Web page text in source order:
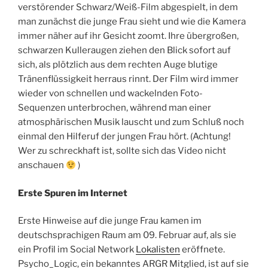
verstörender Schwarz/Weiß-Film abgespielt, in dem
man zunächst die junge Frau sieht und wie die Kamera
immer näher auf ihr Gesicht zoomt. Ihre übergroßen,
schwarzen Kulleraugen ziehen den Blick sofort auf
sich, als plötzlich aus dem rechten Auge blutige
Tränenflüssigkeit herraus rinnt. Der Film wird immer
wieder von schnellen und wackelnden Foto-
Sequenzen unterbrochen, während man einer
atmosphärischen Musik lauscht und zum Schluß noch
einmal den Hilferuf der jungen Frau hört. (Achtung!
Wer zu schreckhaft ist, sollte sich das Video nicht
anschauen
)
Erste Spuren im Internet
Erste Hinweise auf die junge Frau kamen im
deutschsprachigen Raum am 09. Februar auf, als sie
ein Profil im Social Network Lokalisten eröffnete.
Psycho_Logic, ein bekanntes ARGR Mitglied, ist auf sie